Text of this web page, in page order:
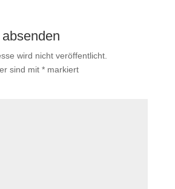
wird nicht veröffentlicht.
sind mit *markiert